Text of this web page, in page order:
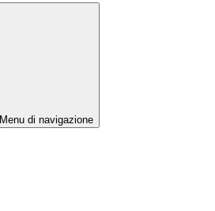
Menu di navigazione